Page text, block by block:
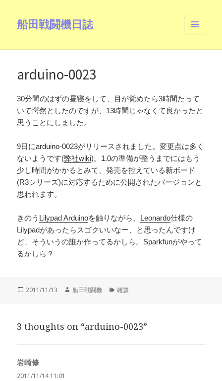
船田戦闘機日誌
ーとウ
arduino-0023
30分間のはずの昼寝をして、目が覚めたら3時間たって
いて愕然としたのですが、13時間じゃなくて良かったと
思うことにしました。
9日にarduino-0023がリリースされました。変更点は多く
ないようです(弊社wiki)。1.0の準備が整うまでにはもう
少し時間がかかるとみて、発売を控えている新ボード
(R3シリーズ)に対応するために公開されたバージョンと
思われます。
きのう Lilypad Arduinoを触りながら、 Leonardo仕様の
Lilypadがあったらスゴクいいなー、と思ったんですけ
ど、そういうの誰か作ってるかしら。Sparkfunがやって
るかしら？
投
2011/11/13
作
船田戦闘機
カ
ー
雑談
3 thoughts on “arduino-0023”
岩崎修
り:
2011/11/14 11:01